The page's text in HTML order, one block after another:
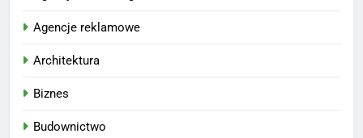
Agencje reklamowe
Architektura
Biznes
Budownictwo